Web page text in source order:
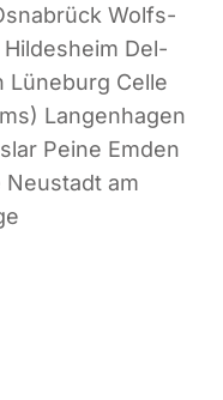
Wolfs­
Hil­des­heim Del­
Lüne­burg Cel­le
Lan­gen­ha­gen
Pei­ne Emden
Neu­stadt am